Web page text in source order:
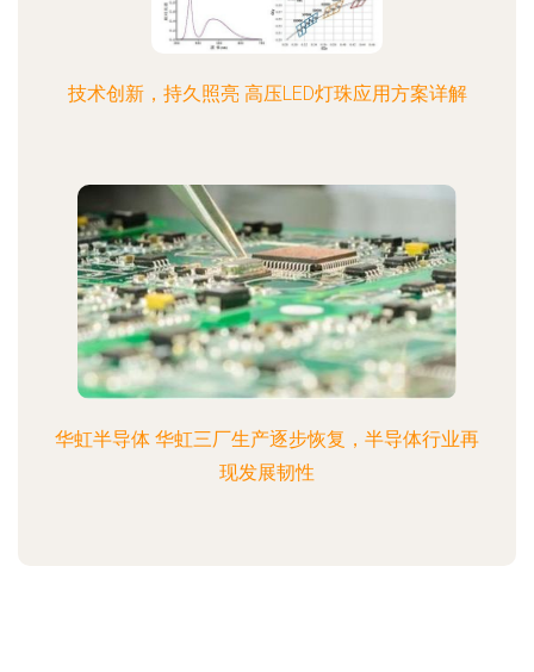
技术创新，持久照亮 高压LED灯珠应用方案详解
华虹半导体 华虹三厂生产逐步恢复，半导体行业再
现发展韧性